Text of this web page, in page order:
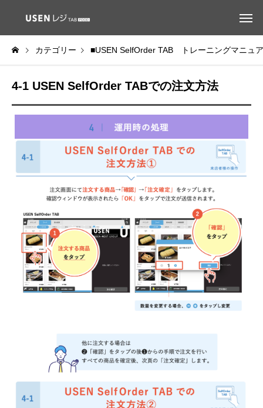
カテゴリー ■USEN SelfOrder TAB トレーニングマニュ
4-1 USEN SelfOrder TABでの注文方法